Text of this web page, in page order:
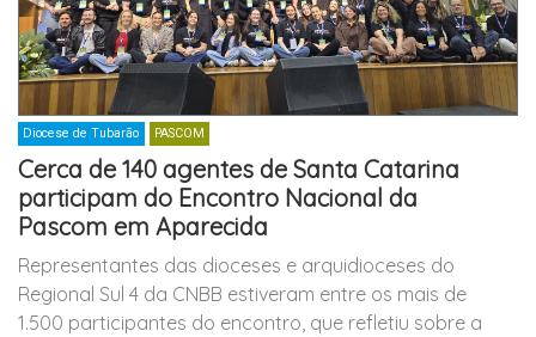
Diocese de Tubarão PASCOM
Cerca de 140 agentes de Santa Catarina
participam do Encontro Nacional da
Pascom em Aparecida
Representantes das dioceses e arquidioceses do
Regional Sul 4 da CNBB estiveram entre os mais de
1.500 participantes do encontro, que refletiu sobre a